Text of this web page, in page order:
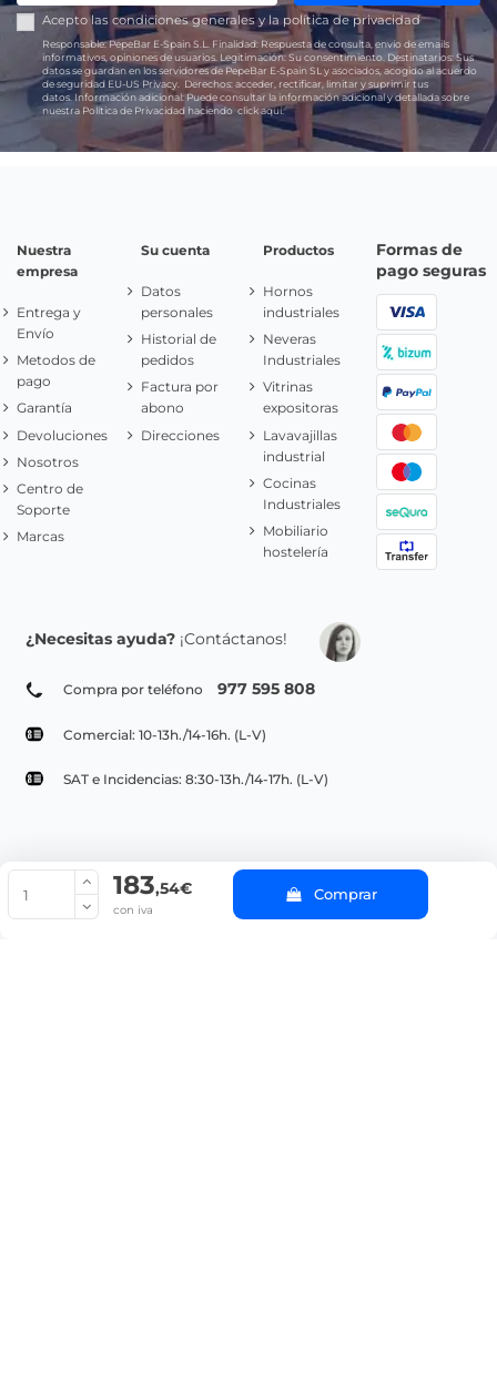
183,54€
con iva
Comprar
Acepto las condiciones generales y lapolítica de privacidad
Responsable:PepeBar E-Spain S.L. Finalidad: Respuesta de consulta, envío de emails
informativos, opiniones de usuarios. Legitimación: Su consentimiento. Destinatarios: Sus
datos se guardan en los servidores de PepeBar E-Spain SL y asociados, acogido al acuerdo
de seguridad EU-US Privacy.
Derechos: acceder, rectificar, limitar y suprimir tus
datos. Información adicional:Puede consultar la información adicional y detallada sobre
nuestra Política de Privacidad haciendoclick aquí.
Nuestra
empresa
Entrega y
Envío
Metodos de
pago
Garantía
Devoluciones
Nosotros
Centro de
Soporte
Marcas
Su cuenta
Datos
personales
Historial de
pedidos
Factura por
abono
Direcciones
Productos
Hornos
industriales
Neveras
Industriales
Vitrinas
expositoras
Lavavajillas
industrial
Cocinas
Industriales
Mobiliario
hostelería
Formas de
pago seguras
¿Necesitas ayuda? ¡Contáctanos!
Compra por teléfono 977 595 808
Comercial: 10-13h./14-16h. (L-V)
SAT e Incidencias: 8:30-13h./14-17h. (L-V)
© Copyright 2022 PepeBar.com |
Aviso legal y
Condiciones generales de compra |